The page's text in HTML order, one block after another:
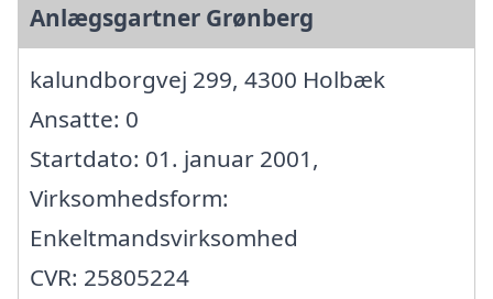
Anlægsgartner Grønberg
kalundborgvej 299, 4300 Holbæk
Ansatte: 0
Startdato: 01. januar 2001,
Virksomhedsform:
Enkeltmandsvirksomhed
CVR: 25805224